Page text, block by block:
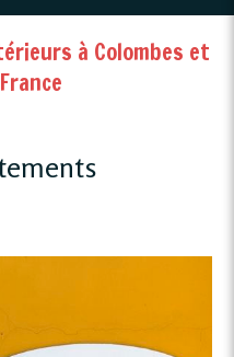
à Colombes et